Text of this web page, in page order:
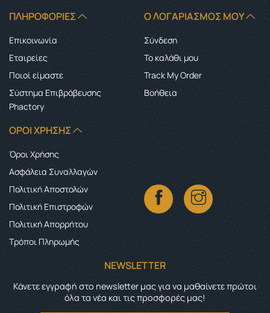
ΠΛΗΡΟΦΟΡΊΕΣ
Επικοινωνία
Εταιρείες
Ποιοί είμαστε
Σύστημα Επιβράβευσης
Phactory
Ο ΛΟΓΑΡΙΑΣΜΌΣ ΜΟΥ
Σύνδεση
Το καλάθι μου
Track My Order
Boήθεια
ΌΡΟΙ ΧΡΉΣΗΣ
Όροι Χρήσης
Ασφάλεια Συναλλαγών
Πολιτική Αποστολών
Πολιτική Επιστροφών
Πολιτική Απορρήτου
Τρόποι Πληρωμής
NEWSLETTER
Κάνετε εγγραφή στο newsletter μας για να μαθαίνετε πρώτοι
όλα τα νέα και τις προσφορές μας!